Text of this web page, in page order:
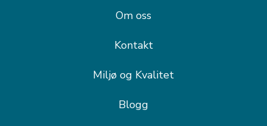
Om oss
Kontakt
Miljø og Kvalitet
Blogg